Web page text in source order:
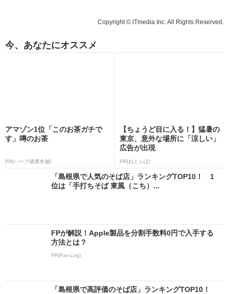
Copyright © ITmedia Inc. All Rights Reserved.
今、あなたにオススメ
アマゾン1位「このお茶ガチで
す」噂のお茶
PR(ハーブ健康本舗)
【ちょうど目に入る！】猛暑の
東京、意外な場所に「涼しい」
広告が出現
PR(ねとらぼ)
「島根県で人気のそば店」ランキングTOP10！ 1
位は「手打ちそば 東風（こち）...
FPが解説！Apple製品を分割手数料0円で入手する
方法とは？
PR(Fav-Log)
「島根県で高評価のそば店」ランキングTOP10！